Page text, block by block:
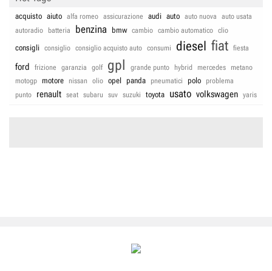
acquisto aiuto alfa romeo assicurazione audi auto auto nuova
auto usata
autoradio
batteria benzina bmw cambio cambio automatico clio
consigli consiglio consiglio acquisto auto consumi diesel fiat fiesta
ford frizione garanzia golf gpl grande punto hybrid mercedes
metano
motogp
motore nissan olio opel panda pneumatici polo
problema
punto
renault seat subaru suv suzuki toyota usato volkswagen yaris